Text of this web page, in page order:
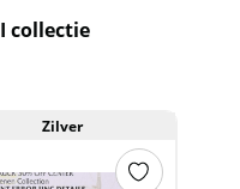
collectie
Zilver